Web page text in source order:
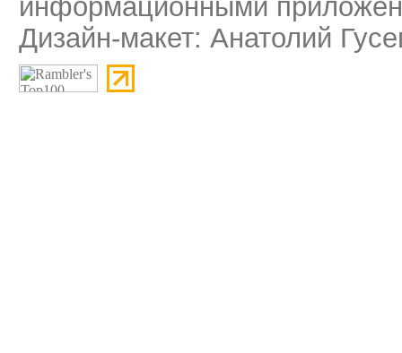
информационными
Дизайн-макет: Анатолий